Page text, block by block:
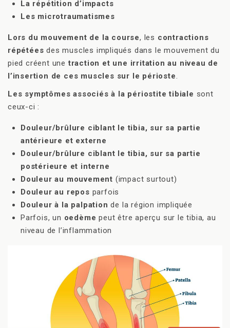
La répétition d’impacts
Les microtraumatismes
Lors du mouvement de la course, les contractions
répétées des muscles impliqués dans le mouvement du
pied créent unetraction et une irritation au niveau de
l’insertion de ces muscles sur le périoste.
Les symptômes associés à la périostite tibiale sont
ceux-ci :
Douleur/brûlure ciblant le tibia, sur sa partie
antérieure et externe
Douleur/brûlure ciblant le tibia, sur sa partie
postérieure et interne
Douleur au mouvement (impact surtout)
Douleur au repos parfois
Douleur à la palpation de la région impliquée
Parfois, un oedème peut être aperçu sur le tibia, au
niveau de l’inflammation